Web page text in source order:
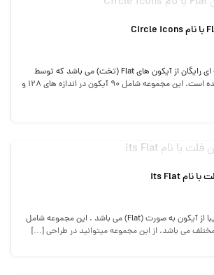
Circle icons نام مجموعه ای رایگان از آیکون های Flat (تخت) می باشد که توسط
elegantthemes عرضه شده است. این مجموعه شامل 90 آیکون در اندازه های 128 و
its Flat نام مجموعه ای زیبا از آیکون به صورت (Flat) می باشد . این مجموعه شامل